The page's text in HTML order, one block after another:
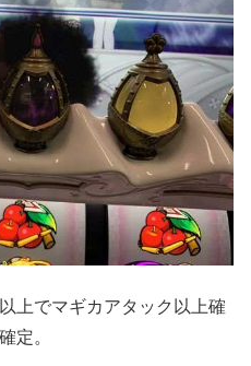
上でマギカアタック以上確
定。